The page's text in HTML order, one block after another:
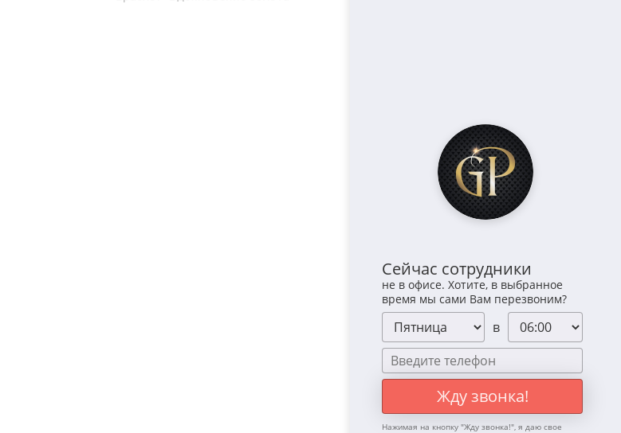
Сейчас сотрудники
не в офисе. Хотите, в выбранное
время мы сами Вам перезвоним?
в
Жду звонка!
Нажимая на кнопку "Жду звонка!", я даю свое